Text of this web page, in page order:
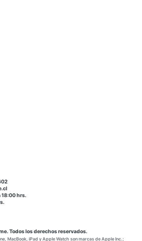
18:00 hrs.
Todos los derechos reservados.
MacBook, iPad y Apple Watch son marcas de Apple Inc.;